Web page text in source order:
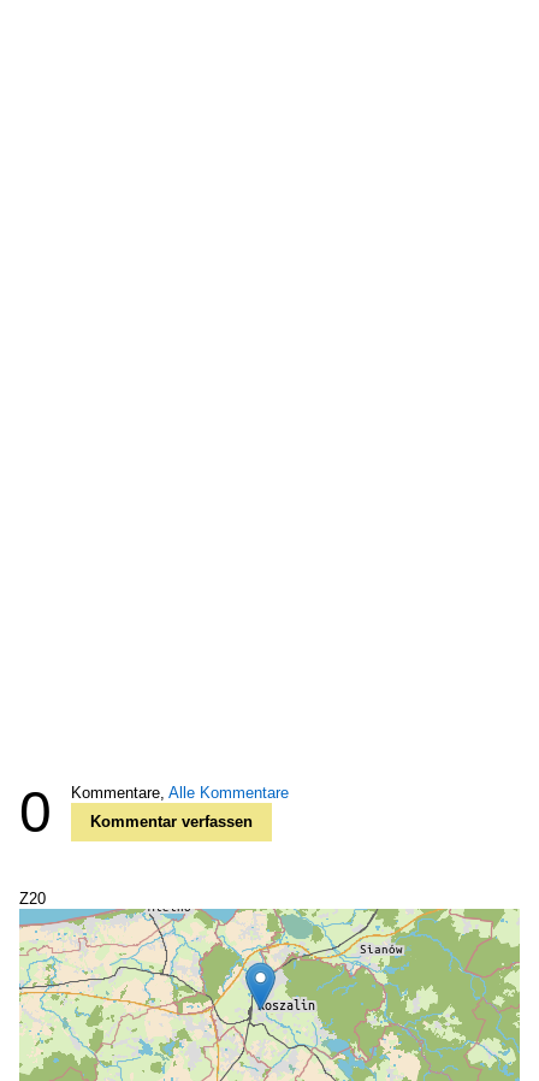
0 Kommentare, Alle Kommentare
Kommentar verfassen
Z20